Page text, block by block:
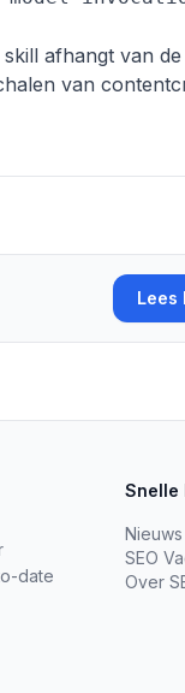
afhangt van
van
Lees
date
Snelle
SEO
Over